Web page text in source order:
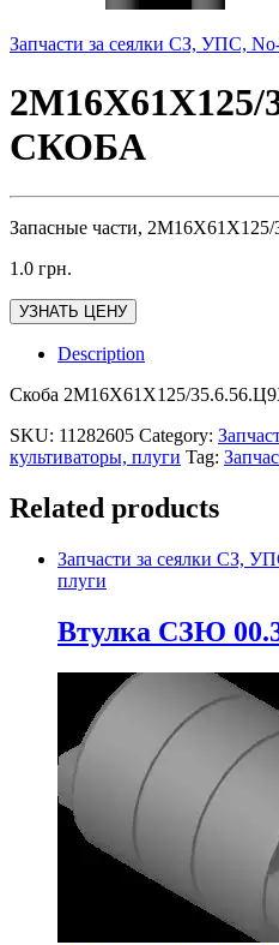
Запчасти за сеялки СЗ, УПС,
2М16Х61Х125/
СКОБА
Запасные части,
1.0 грн.
УЗНАТЬ ЦЕНУ
Description
Скоба 2М16Х61Х125/
SKU: 11282605 Category:
культиваторы, плуги Tag:
Related products
Запчасти за сеялки СЗ,
плуги
Втулка СЗЮ